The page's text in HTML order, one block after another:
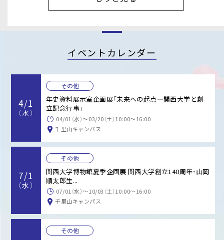
イベントカレンダー
4/1
（水）
その他
年史資料展示室企画展「未来への起点―関西大学と創
立記念行事」
04/01（水）〜03/20（土）10:00～16:00
千里山キャンパス
7/1
（水）
その他
関西大学博物館夏季企画展 関西大学創立140周年・山岡
順太郎生...
07/01（水）〜10/03（土）10:00～16:00
千里山キャンパス
その他